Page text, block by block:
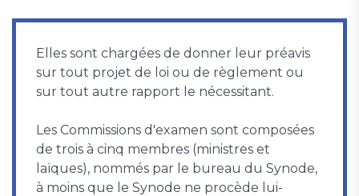
Elles sont chargées de donner leur préavis
sur tout projet de loi ou de règlement ou
sur tout autre rapport le nécessitant.
Les Commissions d'examen sont composées
de trois à cinq membres (ministres et
laïques), nommés par le bureau du Synode,
à moins que le Synode ne procède lui-